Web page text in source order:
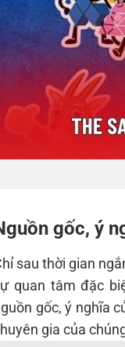
gốc, ý
sau thời gian
quan tâm đặc
gốc, ý nghĩa
gia của